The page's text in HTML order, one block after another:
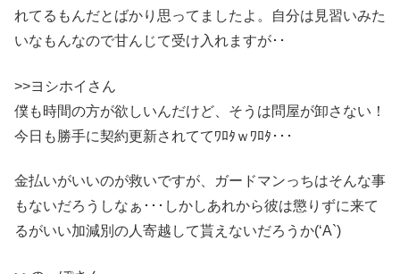
れてるもんだとばかり思ってましたよ。自分は見習いみた
いなもんなので甘んじて受け入れますが･･
>>ヨシホイさん
僕も時間の方が欲しいんだけど、そうは問屋が卸さない！
今日も勝手に契約更新されててﾜﾛﾀｗﾜﾛﾀ･･･
金払いがいいのが救いですが、ガードマンっちはそんな事
もないだろうしなぁ･･･しかしあれから彼は懲りずに来て
るがいい加減別の人寄越して貰えないだろうか(‘A`)